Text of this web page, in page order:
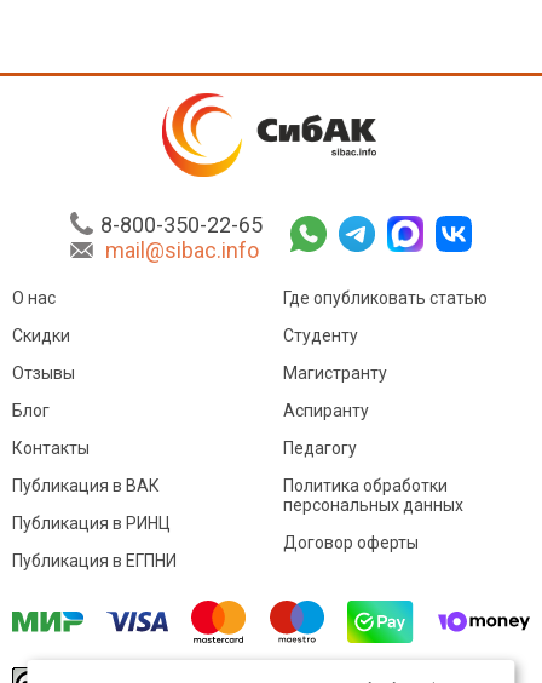
8-800-350-22-65
mail@sibac.info
О нас
Скидки
Отзывы
Блог
Контакты
Где опубликовать статью
Студенту
Магистранту
Аспиранту
Педагогу
Публикация в ВАК
Публикация в РИНЦ
Публикация в ЕГПНИ
Политика обработки
персональных данных
Договор оферты